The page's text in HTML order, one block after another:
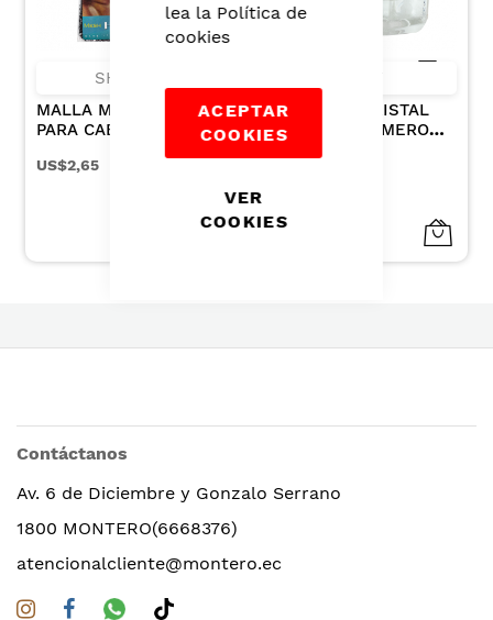
lea la Política de
cookies
ACEPTAR
COOKIES
VER
COOKIES
SHOCK
MALLA MEDIANA
PARA CABELLO
US$2,65
VASO DE CRISTAL
PARA MONOMERO
Contáctanos
Av. 6 de Diciembre y Gonzalo Serrano
1800 MONTERO(6668376)
atencionalcliente@montero.ec